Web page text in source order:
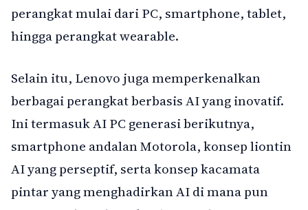
perangkat mulai dari PC, smartphone, tablet,
hingga perangkat wearable.
Selain itu, Lenovo juga memperkenalkan
berbagai perangkat berbasis AI yang inovatif.
Ini termasuk AI PC generasi berikutnya,
smartphone andalan Motorola, konsep liontin
AI yang perseptif, serta konsep kacamata
pintar yang menghadirkan AI di mana pun